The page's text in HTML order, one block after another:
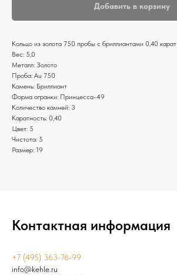
Добавить в корзину
Кольцо из золота 750 пробы с бриллиантами 0,40 карат
Вес: 5,0
Металл: Золото
Проба: Au 750
Камень: Бриллиант
Форма огранки: Принцесса-49
Количество камней: 3
Каратность: 0,40
Цвет: 5
Чистота: 5
Размер: 19
Контактная информация
+7 (495) 363-76-99
info@kehle.ru